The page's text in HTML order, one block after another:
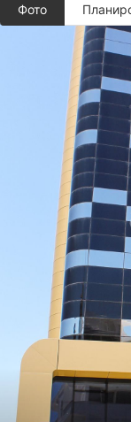
Фото